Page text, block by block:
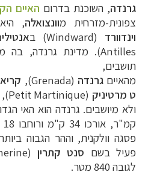
גרנדה, השוכנת בדרום האיים
צפונית-מזרחית מוונצואלה,
וינדוורד (Windward) ב
Antilles
)
.
תושבים,
מהאייםגרנדה (Grenada)
,
ט מרטיניק (Petit Martinique)
ולא מיושבים. גרנדה הוא האי
קמ"ר, אורכו 34 ק"מ ורוחבו 18 ק"מ.
פסגה וולקנית, וההר הגבוה
פעיל בשם סנט קתרין
לגובה 840 מטר.